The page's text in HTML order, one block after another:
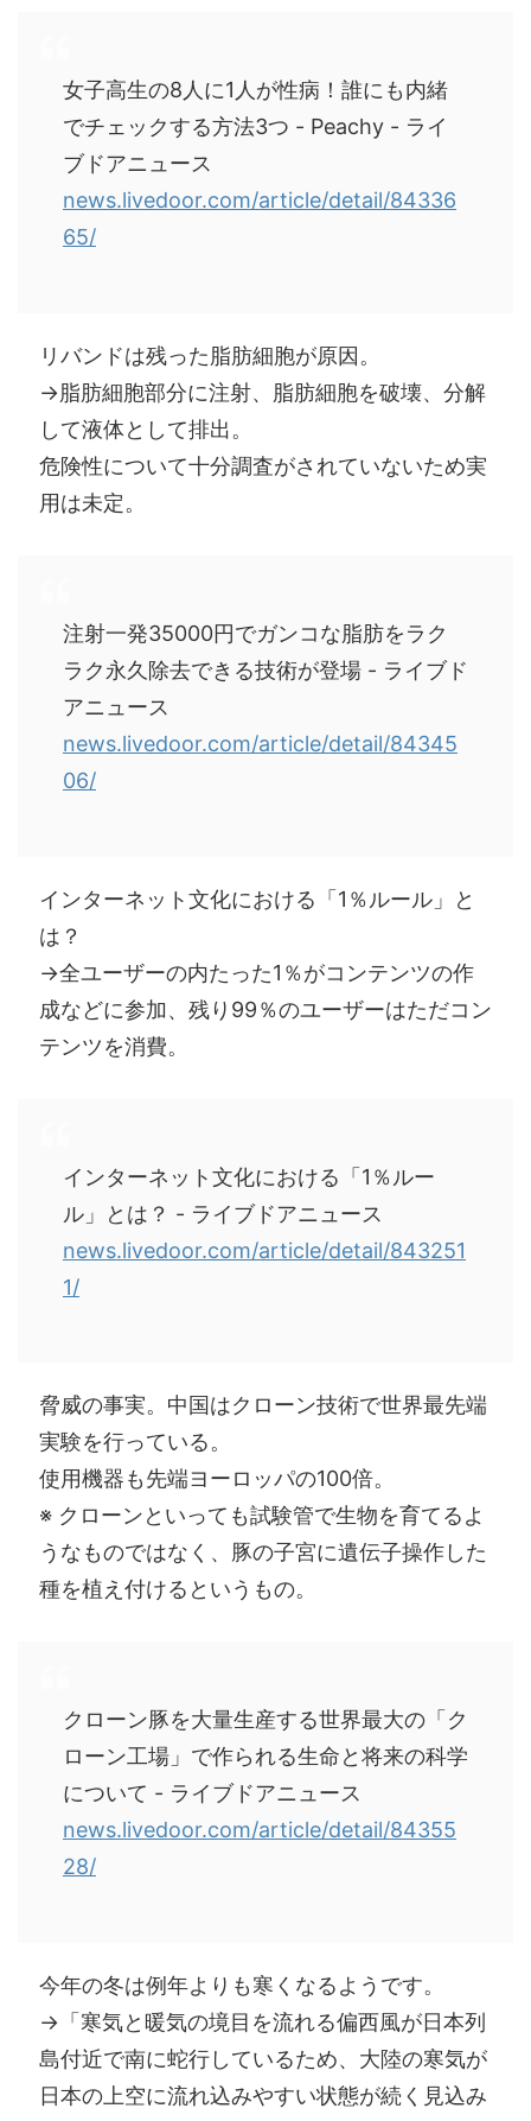
女子高生の8人に1人が性病！誰にも内緒
でチェックする方法3つ - Peachy - ライ
ブドアニュース
news.livedoor.com/article/detail/84336
65/
リバンドは残った脂肪細胞が原因。
→脂肪細胞部分に注射、脂肪細胞を破壊、分解
して液体として排出。
危険性について十分調査がされていないため実
用は未定。
注射一発35000円でガンコな脂肪をラク
ラク永久除去できる技術が登場 - ライブド
アニュース
news.livedoor.com/article/detail/84345
06/
インターネット文化における「1％ルール」と
は？
→全ユーザーの内たった1％がコンテンツの作
成などに参加、残り99％のユーザーはただコン
テンツを消費。
インターネット文化における「1％ルー
ル」とは？ - ライブドアニュース
news.livedoor.com/article/detail/843251
1/
脅威の事実。中国はクローン技術で世界最先端
実験を行っている。
使用機器も先端ヨーロッパの100倍。
※ クローンといっても試験管で生物を育てるよ
うなものではなく、豚の子宮に遺伝子操作した
種を植え付けるというもの。
クローン豚を大量生産する世界最大の「ク
ローン工場」で作られる生命と将来の科学
について - ライブドアニュース
news.livedoor.com/article/detail/84355
28/
今年の冬は例年よりも寒くなるようです。
→「寒気と暖気の境目を流れる偏西風が日本列
島付近で南に蛇行しているため、大陸の寒気が
日本の上空に流れ込みやすい状態が続く見込み